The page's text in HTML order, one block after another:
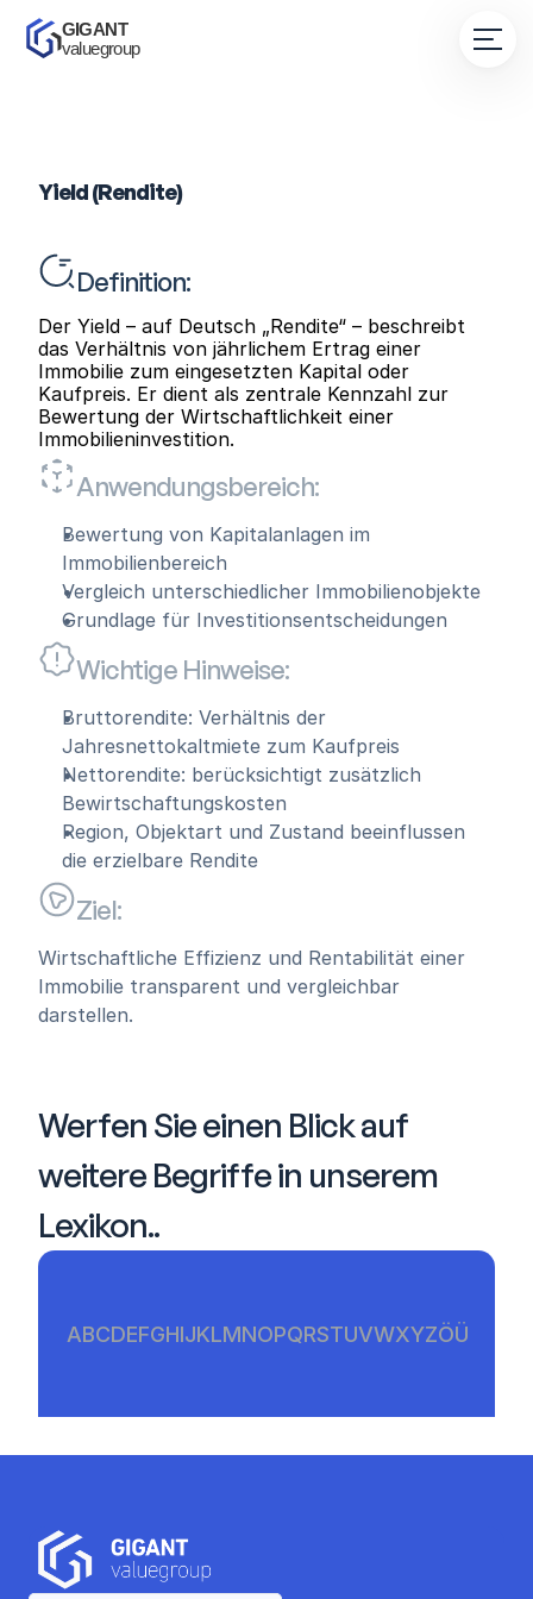
Yield (Rendite)
Definition:
Der Yield – auf Deutsch „Rendite“ – beschreibt
das Verhältnis von jährlichem Ertrag einer
Immobilie zum eingesetzten Kapital oder
Kaufpreis. Er dient als zentrale Kennzahl zur
Bewertung der Wirtschaftlichkeit einer
Immobilieninvestition.
Anwendungsbereich:
Bewertung von Kapitalanlagen im
Immobilienbereich
Vergleich unterschiedlicher Immobilienobjekte
Grundlage für Investitionsentscheidungen
Wichtige Hinweise:
Bruttorendite: Verhältnis der
Jahresnettokaltmiete zum Kaufpreis
Nettorendite: berücksichtigt zusätzlich
Bewirtschaftungskosten
Region, Objektart und Zustand beeinflussen
die erzielbare Rendite
Ziel:
Wirtschaftliche Effizienz und Rentabilität einer
Immobilie transparent und vergleichbar
darstellen.
Werfen Sie einen Blick auf
weitere Begriffe in unserem
Lexikon..
ABCDEFGHIJKLMNOPQRSTUVWXYZÖÜ
GIGANT
valuegroup